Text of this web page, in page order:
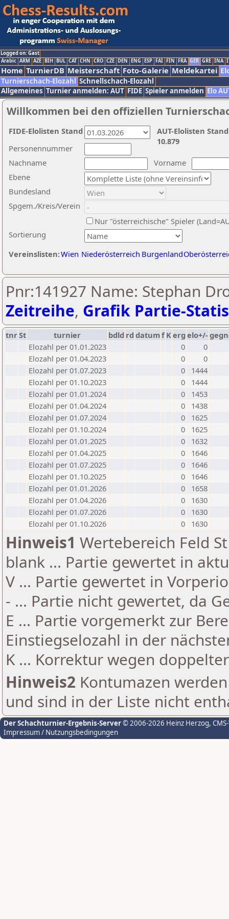
Logged on: Gast
Arabic ARM AZE BIH BUL CAT CHN CRO CZE DEN ENG ESP FAI FIN FRA GER GRE INA
Home TurnierDB Meisterschaft Foto-Galerie Meldekartei
Turnierschach-Elozahl Schnellschach-Elozahl
Allgemeines Turnier anmelden: AUT FIDE Spieler anmelden Elo
Willkommen bei den offiziellen
Nachname
Vorname
Ebene
Sortierung
Personennummer
Bundesland
Spgem./Kreis/Verein
Nur "österreichische" Spieler
Vereinslisten:Wien Niederösterreich Burgenland
AUT-Elolisten
10.879
FIDE-Elolisten Stand
Pnr:141927 Name: Stephan
Zeitreihe, Grafik Partie-
tnrSt turnier bdld rd datumf Kerg elo+/-
Elozahl per 01.01.2023
0
0
Elozahl per 01.04.2023
0
0
Elozahl per 01.07.2023
0
1444
Elozahl per 01.10.2023
0
1444
Elozahl per 01.01.2024
0
1453
Elozahl per 01.04.2024
0
1438
Elozahl per 01.07.2024
0
1625
Elozahl per 01.10.2024
0
1625
Elozahl per 01.01.2025
0
1632
Elozahl per 01.04.2025
0
1646
Elozahl per 01.07.2025
0
1646
Elozahl per 01.10.2025
0
1646
Elozahl per 01.01.2026
0
1658
Elozahl per 01.04.2026
0
1630
Elozahl per 01.07.2026
0
1630
Elozahl per 01.10.2026
0 1630
Hinweis1 Wertebereich Feld
blank ... Partie gewertet in
V ... Partie gewertet in
- ... Partie nicht gewertet, da
E ... Partie vorgemerkt zur
Einstiegselozahl in der
K ... Korrektur wegen
Hinweis2 Kontumazen
und sind in der Liste nicht
Der Schachturnier-Ergebnis-Server© 2006-2026 Heinz Herzog,
Impressum / Nutzungsbedingungen